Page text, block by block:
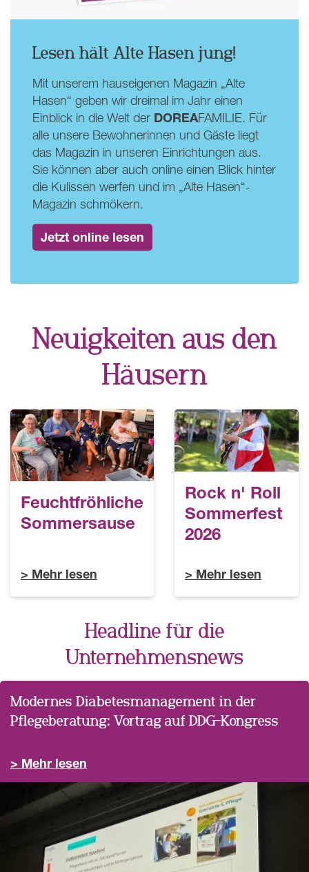
Lesen hält Alte Hasen jung!
Mit unserem hauseigenen Magazin „Alte
Hasen“ geben wir dreimal im Jahr einen
Einblick in die Welt der DOREAFAMILIE. Für
alle unsere Bewohnerinnen und Gäste liegt
das Magazin in unseren Einrichtungen aus.
Sie können aber auch online einen Blick hinter
die Kulissen werfen und im „Alte Hasen“-
Magazin schmökern.
Jetzt online lesen
Neuigkeiten aus den
Häusern
Feuchtfröhliche
Sommersause
Mehr lesen
Rock n' Roll
Sommerfest
2026
Mehr lesen
Headline für die
Unternehmensnews
Modernes Diabetesmanagement in der
Pflegeberatung: Vortrag auf DDG-Kongress
Mehr lesen